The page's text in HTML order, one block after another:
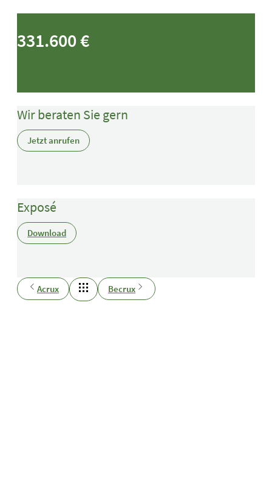
331.600 €
Wir beraten Sie gern
Jetzt anrufen
Exposé
Download
Acrux Becrux